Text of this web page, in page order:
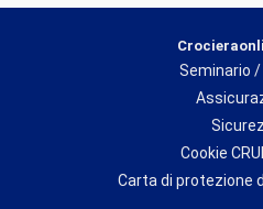
Seminario /
Cookie
Carta di protezione